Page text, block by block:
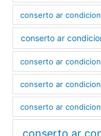
conserto ar
conserto ar
conserto ar
conserto ar
conserto ar